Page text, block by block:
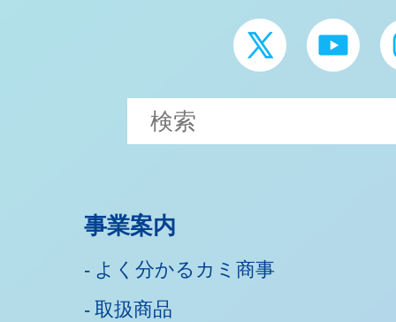
事業案内
よく分かるカミ商事
取扱商品